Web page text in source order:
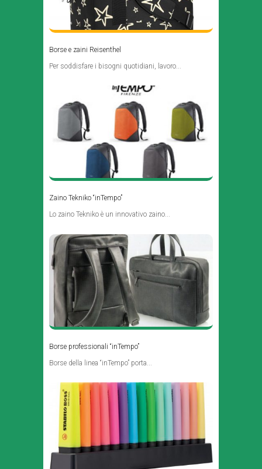
Borse e zaini Reisenthel
Per soddisfare i bisogni quotidiani, lavoro...
Zaino Tekniko “inTempo”
Lo zaino Tekniko è un innovativo zaino...
Borse professionali “inTempo”
Borse della linea “inTempo” porta...